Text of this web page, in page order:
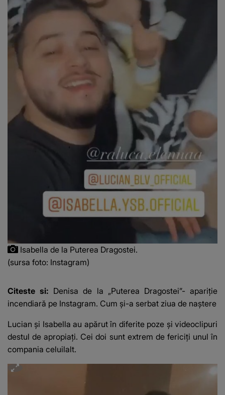
Isabella de la Puterea Dragostei.
(sursa foto: Instagram)
Citeste si: Denisa de la „Puterea Dragostei”- apariție
incendiară pe Instagram. Cum și-a serbat ziua de naștere
Lucian și Isabella au apărut în diferite poze și videoclipuri
destul de apropiați. Cei doi sunt extrem de fericiți unul în
compania celuilalt.